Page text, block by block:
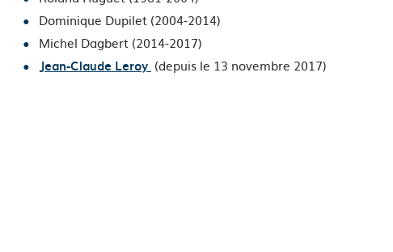
Dominique Dupilet (2004-2014)
Michel Dagbert (2014-2017)
Jean-Claude Leroy (depuis le 13 novembre 2017)